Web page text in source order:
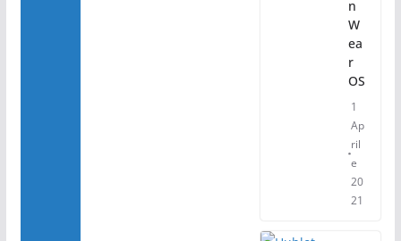
n
W
ea
r
OS
1
Ap
ril
e
20
21